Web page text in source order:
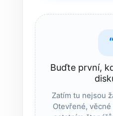
Buďte první,
Zatím tu nejsou
Otevřené,